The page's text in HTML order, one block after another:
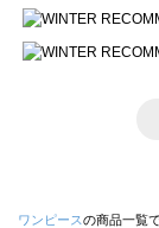
ワンピースの商品一覧